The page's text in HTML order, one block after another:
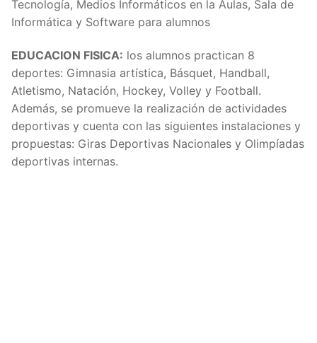
Tecnología, Medios Informáticos en la Aulas, Sala de
Informática y Software para alumnos
EDUCACION FISICA: los alumnos practican 8
deportes: Gimnasia artística, Básquet, Handball,
Atletismo, Natación, Hockey, Volley y Football.
Además, se promueve la realización de actividades
deportivas y cuenta con las siguientes instalaciones y
propuestas: Giras Deportivas Nacionales y Olimpíadas
deportivas internas.